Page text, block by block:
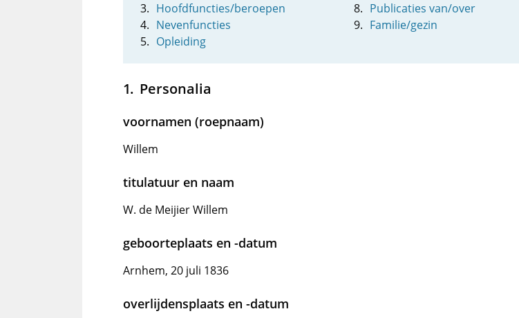
Hoofdfuncties/beroepen
Nevenfuncties
Opleiding
Publicaties van/over
Familie/gezin
Personalia
voornamen (roepnaam)
Willem
titulatuur en naam
W. de Meijier Willem
geboorteplaats en -datum
Arnhem, 20 juli 1836
overlijdensplaats en -datum